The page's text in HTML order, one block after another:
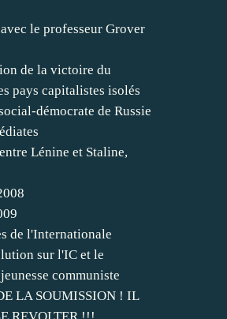
le professeur Grover
de la victoire du
pays capitalistes isolés
démocrate de Russie
Lénine et Staline,
de l'Internationale
sur l'IC et le
communiste
LA SOUMISSION ! IL